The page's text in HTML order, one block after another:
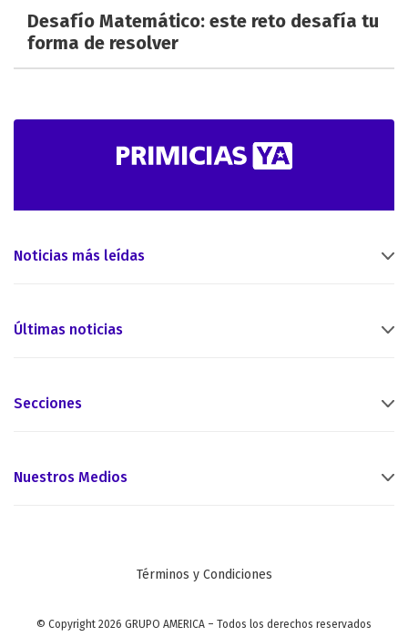
Desafío Matemático: este reto desafía tu
forma de resolver
Noticias más leídas
Últimas noticias
Secciones
Nuestros Medios
Términos y Condiciones
© Copyright 2026 GRUPO AMERICA – Todos los derechos reservados